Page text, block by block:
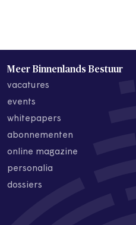
Meer Binnenlands Bestuur
vacatures
events
whitepapers
abonnementen
online magazine
personalia
dossiers